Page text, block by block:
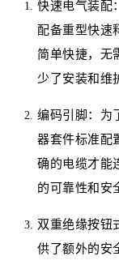
快速电气装配
配备重型快速
简单快捷，无
少了安装和维
编码引脚：为
器套件标准配
确的电缆才能
的可靠性和安
双重绝缘按钮
供了额外的安